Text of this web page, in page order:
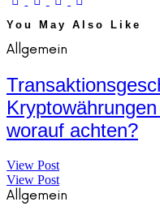
You May Also Like
Allgemein
worauf achten?
View Post
View Post
Allgemein